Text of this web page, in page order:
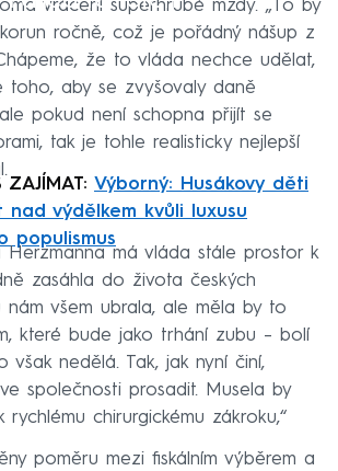
vrácení superhrubé mzdy. „To by
ročně, což je pořádný nášup z
že to vláda nechce udělat,
toho, aby se zvyšovaly daně
pokud není schopna přijít se
tak je tohle realisticky nejlepší
ZAJÍMAT: Výborný: Husákovy děti
nad výdělkem kvůli luxusu
populismus
Herzmanna má vláda stále prostor k
zasáhla do života českých
nám všem ubrala, ale měla by to
které bude jako trhání zubu – bolí
však nedělá. Tak, jak nyní činí,
společnosti prosadit. Musela by
chirurgickému zákroku,“
poměru mezi fiskálním výběrem a